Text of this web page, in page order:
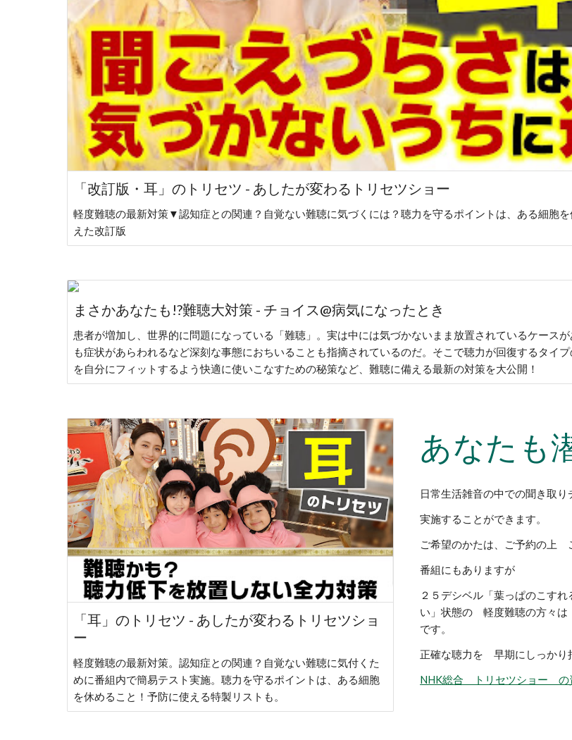
「改訂版・耳」のトリセツ - あしたが変わるトリセツショー
軽度難聴の最新対策▼認知症との関連？自覚ない難聴に気づくには？聴力を守るポイントは、ある細胞
えた改訂版
まさかあなたも!?難聴大対策 - チョイス@病気になったとき
患者が増加し、世界的に問題になっている「難聴」。実は中には気づかないまま放置されているケース
も症状があらわれるなど深刻な事態におちいることも指摘されているのだ。そこで聴力が回復するタイ
を自分にフィットするよう快適に使いこなすための秘策など、難聴に備える最新の対策を大公開！
「耳」のトリセツ - あしたが変わるトリセツショ
ー
軽度難聴の最新対策。認知症との関連？自覚ない難聴に気付くた
めに番組内で簡易テスト実施。聴力を守るポイントは、ある細胞
を休めること！予防に使える特製リストも。
あなたも
日常生活雑音の中での聞き取
実施することができます。
ご希望のかたは、ご予約の上
番組にもありますが
２５デシベル「葉っぱのこす
い」状態の 軽度難聴の方々
です。
正確な聴力を 早期にしっかり
NHK総合 トリセツショー の